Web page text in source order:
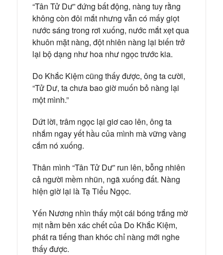
“Tân Tử Dư” đứng bất động, nàng tuy rằng
không còn đôi mắt nhưng vẫn có mấy giọt
nước sáng trong rơi xuống, nước mắt xẹt qua
khuôn mặt nàng, đột nhiên nàng lại biến trở
lại bộ dạng như hoa như ngọc trước kia.
Do Khắc Kiệm cũng thấy được, ông ta cười,
“Tử Dư, ta chưa bao giờ muốn bỏ nàng lại
một mình.”
Dứt lời, trâm ngọc lại giơ cao lên, ông ta
nhắm ngay yết hầu của mình mà vững vàng
cắm nó xuống.
Thân mình “Tân Tử Dư” run lên, bỗng nhiên
cả người mềm nhũn, ngã xuống đất. Nàng
hiện giờ lại là Tạ Tiểu Ngọc.
Yến Nương nhìn thấy một cái bóng trắng mờ
mịt nằm bên xác chết của Do Khắc Kiệm,
phát ra tiếng than khóc chỉ nàng mới nghe
thấy được.